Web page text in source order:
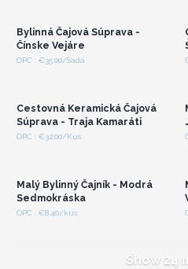
Bylinná Čajová Súprava -
Čínske Vejáre
OPC : €35.00/SadaPrihláste sa alebo
Cestovná Keramická Čajová
Súprava - Traja Kamaráti
OPC : €32.00/KusPrihláste sa alebo
Malý Bylinný Čajník - Modrá
Sedmokráska
OPC : €8.40/kus
Show 24